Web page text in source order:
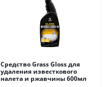
Средство Grass Gloss для
удаления известкового
налета и ржавчины 600мл